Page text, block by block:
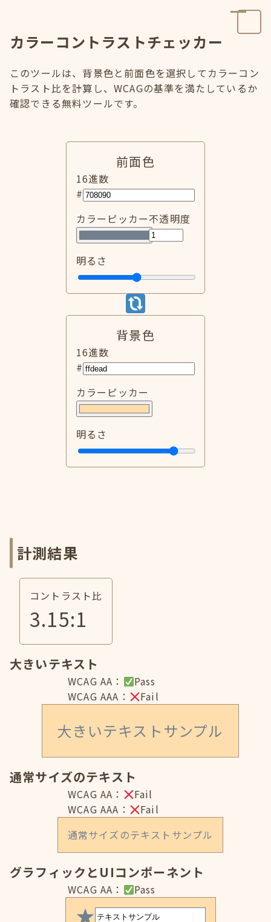
カラーコントラストチェッカー
このツールは、背景色と前面色を選択してカラーコン
トラスト比を計算し、WCAGの基準を満たしているか
確認できる無料ツールです。
前面色
16進数
#
カラーピッカー不透明度
明るさ
背景色
16進数
#
カラーピッカー
明るさ
計測結果
コントラスト比
3.15:1
大きいテキスト
WCAG AA：
Pass
WCAG AAA：
Fail
大きいテキストサンプル
通常サイズのテキスト
WCAG AA：
Fail
WCAG AAA：
Fail
通常サイズのテキストサンプル
グラフィックとUIコンポーネント
WCAG AA： Pass